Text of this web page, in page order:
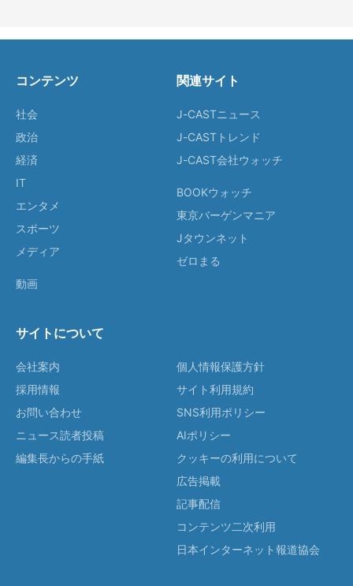
コンテンツ
社会
政治
経済
IT
エンタメ
スポーツ
メディア
動画
関連サイト
J-CASTニュース
J-CASTトレンド
J-CAST会社ウォッチ
BOOKウォッチ
東京バーゲンマニア
Jタウンネット
ゼロまる
サイトについて
会社案内
採用情報
お問い合わせ
ニュース読者投稿
編集長からの手紙
個人情報保護方針
サイト利用規約
SNS利用ポリシー
AIポリシー
クッキーの利用について
広告掲載
記事配信
コンテンツ二次利用
日本インターネット報道協会